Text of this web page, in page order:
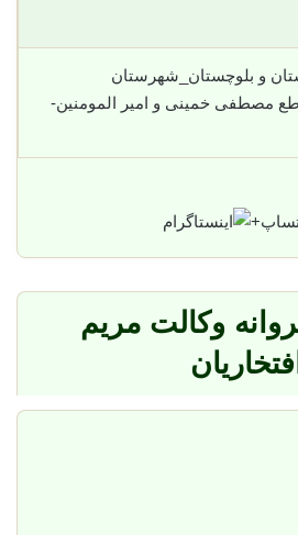
و بلوچستان_شهرستان
مصطفی خمینی و امیر المومنین-
+
وکالت مریم
افتخاریان